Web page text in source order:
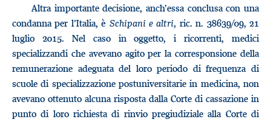
Altra importante decisione, anch’essa conclusa con una
condanna per l’Italia, è Schipani e altri, ric. n. 38639/09, 21
luglio 2015. Nel caso in oggetto, i ricorrenti, medici
specializzandi che avevano agito per la corresponsione della
remunerazione adeguata del loro periodo di frequenza di
scuole di specializzazione postuniversitarie in medicina, non
avevano ottenuto alcuna risposta dalla Corte di cassazione in
punto di loro richiesta di rinvio pregiudiziale alla Corte di